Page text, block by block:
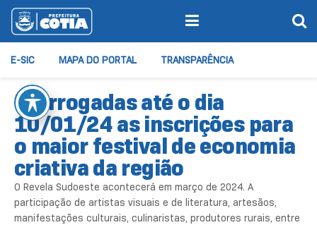
E-SIC MAPA DO PORTAL TRANSPARÊNCIA
Prorrogadas até o dia
10/01/24 as inscrições para
o maior festival de economia
criativa da região
O Revela Sudoeste acontecerá em março de 2024. A
participação de artistas visuais e de literatura, artesãos,
manifestações culturais, culinaristas, produtores rurais, entre